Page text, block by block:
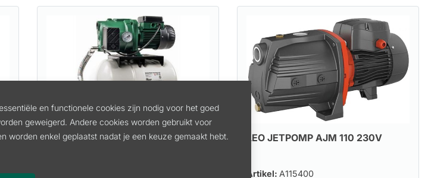
AQUAJET 132M/20 LEO JETPOMP AJM 110 230V
Artikel: A115400
en functionele cookies zijn nodig voor het goed
geweigerd. Andere cookies worden gebruikt voor
worden enkel geplaatst nadat je een keuze gemaakt hebt.